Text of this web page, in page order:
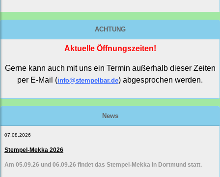
ACHTUNG
Aktuelle Öffnungszeiten!
Gerne kann auch mit uns ein Termin außerhalb dieser Zeiten
per E-Mail (info@stempelbar.de) abgesprochen werden.
News
07.08.2026
Stempel-Mekka 2026
Am 05.09.26 und 06.09.26 findet das Stempel-Mekka in Dortmund statt.